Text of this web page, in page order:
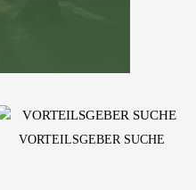
VORTEILSGEBER SUCHE